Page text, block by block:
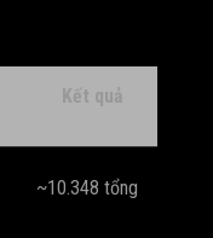
Kết quả
~10.348 tổng